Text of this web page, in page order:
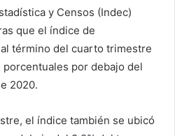
y Censos (Indec)
que el índice de
término del cuarto trimestre
por debajo del
2020.
el índice también se ubicó